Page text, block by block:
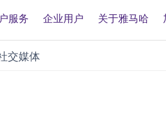
服务 企业用户 关于雅马哈
交媒体